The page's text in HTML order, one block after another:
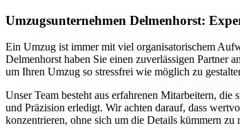
Umzugsunternehmen Delmenhorst:
Ein Umzug ist immer mit viel organisatorischem
Delmenhorst haben Sie einen zuverlässigen Partner
um Ihren Umzug so stressfrei wie möglich zu
Unser Team besteht aus erfahrenen Mitarbeitern,
und Präzision erledigt. Wir achten darauf, dass
konzentrieren, ohne sich um die Details kümmern zu